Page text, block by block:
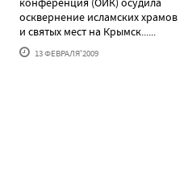
осквернение исламских храмов
и святых мест на Крымск......
13 ФЕВРАЛЯ'2009